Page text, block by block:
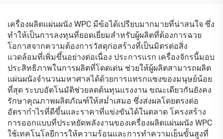
เครื่องผลิตแผ่นผนัง WPC มีข้อได้เปรียบมากมายที่น่าสนใจ ซึ่ง
ทำให้เป็นการลงทุนที่ยอดเยี่ยมสำหรับผู้ผลิตที่ต้องการฉวย
โอกาสจากความต้องการวัสดุก่อสร้างที่เป็นมิตรต่อสิ่ง
แวดล้อมที่เพิ่มขึ้นอย่างต่อเนื่อง ประการแรก เครื่องจักรนี้มอบ
ประสิทธิภาพในการผลิตที่โดดเด่น ช่วยให้ผู้ผลิตสามารถผลิต
แผ่นผนังจำนวนมหาศาลได้ด้วยการแทรกแซงของมนุษย์น้อย
ที่สุด ระบบอัตโนมัติช่วยลดต้นทุนแรงงาน ขณะเดียวกันยังคง
รักษาคุณภาพผลิตภัณฑ์ให้สม่ำเสมอ ซึ่งส่งผลโดยตรงต่อ
อัตรากำไรที่ดีขึ้นและราคาที่แข่งขันได้ในตลาด โครงสร้าง
การออกแบบที่ประหยัดพลังงานของเครื่องผลิตแผ่นผนัง WPC
ใช้เทคโนโลยีการให้ความร้อนและการทำความเย็นขั้นสูงที่